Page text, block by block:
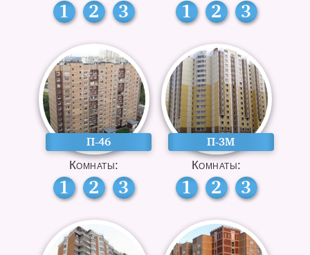
1 2 3 1 2 3
П-46
Комнаты:
1 2 3
П-3М
Комнаты:
1 2 3